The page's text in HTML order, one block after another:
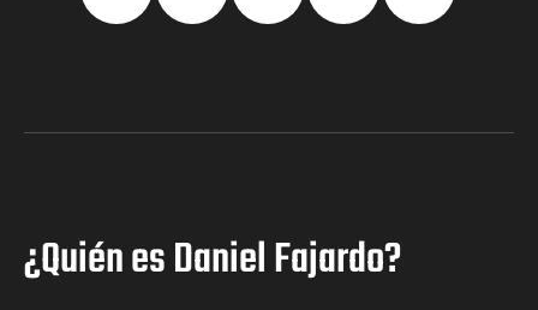
¿Quién es Daniel Fajardo?